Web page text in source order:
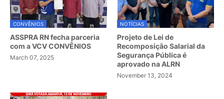
CONVÊNIOS
ASSPRA RN fecha parceria
com a VCV CONVÊNIOS
March 07, 2025
NOTÍCIAS
Projeto de Lei de
Recomposição Salarial da
Segurança Pública é
aprovado na ALRN
November 13, 2024